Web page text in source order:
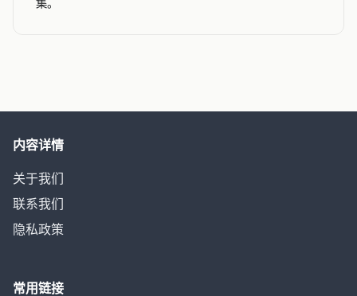
集。
内容详情
关于我们
联系我们
隐私政策
常用链接